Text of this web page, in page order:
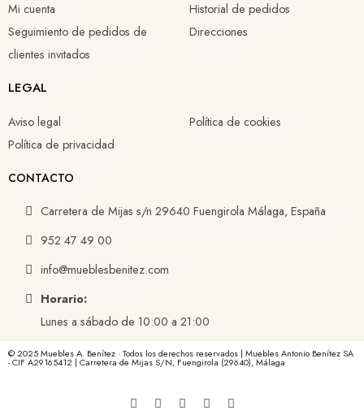
Mi cuenta
Seguimiento de pedidos de
clientes invitados
Historial de pedidos
Direcciones
LEGAL
Aviso legal
Política de privacidad
Política de cookies
CONTACTO
Carretera de Mijas s/n 29640 Fuengirola Málaga, España
952 47 49 00
info@mueblesbenitez.com
Horario:
Lunes a sábado de 10:00 a 21:00
© 2025 Muebles A. Benítez · Todos los derechos reservados | Muebles Antonio Benítez SA
- CIF A29165412 | Carretera de Mijas S/N, Fuengirola (29640), Málaga